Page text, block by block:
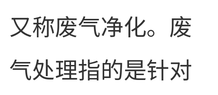
又称废气净化。废
气处理指的是针对